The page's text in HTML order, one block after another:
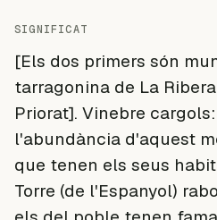
SIGNIFICAT
[Els dos primers són
tarragonina de La
Priorat]. Vinebre
l'abundància d'aquest
que tenen els seus
Torre (de l'Espanyol)